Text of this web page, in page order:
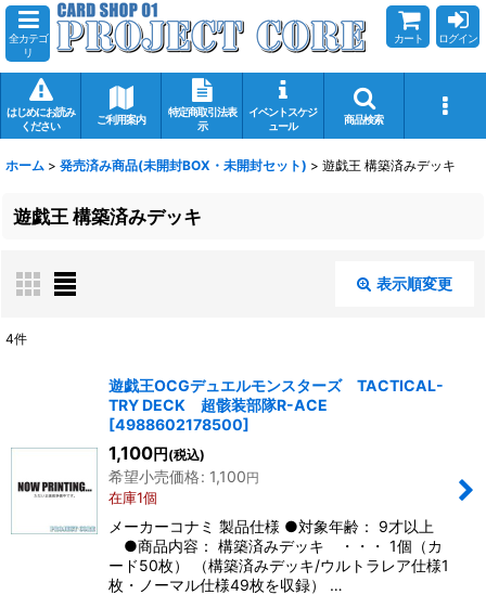
全カテゴ
リ
カート ログイン
はじめにお読み
ください
ご利用案内
特定商取引法表
示
イベントスケジ
ュール
商品検索
ホーム > 発売済み商品(未開封BOX・未開封セット) > 遊戯王 構築済みデッキ
遊戯王 構築済みデッキ
表示順変更
在庫あり
絞り込む
4件
遊戯王OCGデュエルモンスターズ TACTICAL-
TRY DECK 超骸装部隊R-ACE
[4988602178500]
1,100円 (税込)
希望小売価格: 1,100円
在庫1個
メーカーコナミ 製品仕様 ●対象年齢： 9才以上
●商品内容： 構築済みデッキ ・・・ 1個（カ
ード50枚） （構築済みデッキ/ウルトラレア仕様1
枚・ノーマル仕様49枚を収録） …